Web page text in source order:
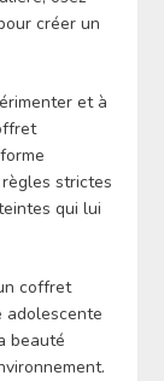
créer un
et à
règles strictes
qui lui
coffret
adolescente
beauté